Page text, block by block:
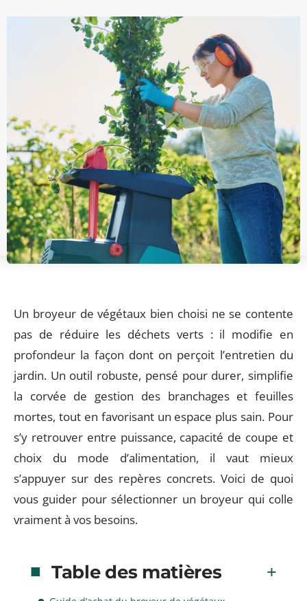
Un broyeur de végétaux bien choisi ne se contente
pas de réduire les déchets verts : il modifie en
profondeur la façon dont on perçoit l’entretien du
jardin. Un outil robuste, pensé pour durer, simplifie
la corvée de gestion des branchages et feuilles
mortes, tout en favorisant un espace plus sain. Pour
s’y retrouver entre puissance, capacité de coupe et
choix du mode d’alimentation, il vaut mieux
s’appuyer sur des repères concrets. Voici de quoi
vous guider pour sélectionner un broyeur qui colle
vraiment à vos besoins.
Table des matières